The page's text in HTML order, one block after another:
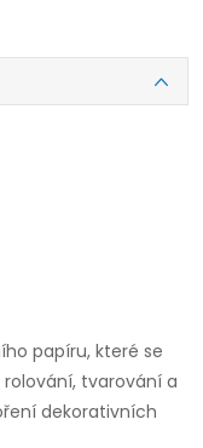
papíru, které se
tvarování a
dekorativních